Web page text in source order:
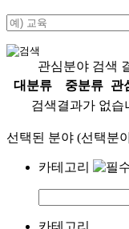
관심분야 검색
대분류
중분류
관
검색결과가 없습
선택된 분야 (선택분
카테고리
카테고리